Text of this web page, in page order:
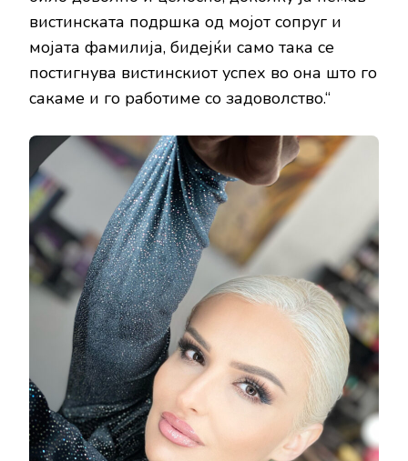
вистинската подршка од мојот сопруг и
мојата фамилија, бидејќи само така се
постигнува вистинскиот успех во она што го
сакаме и го работиме со задоволство.“